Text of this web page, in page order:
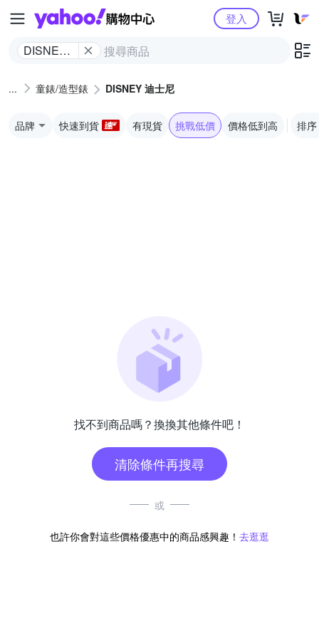
Yahoo購物中心
DISNEY
登入
童錶/造型錶 DISNEY 迪士尼
品牌 快速到貨 有現貨 挑戰低價 價格低到高 排序
找不到商品嗎？換換其他條件吧！
清除條件再搜尋
或
也許你會對這些價格優惠中的商品感興趣！ 去逛逛